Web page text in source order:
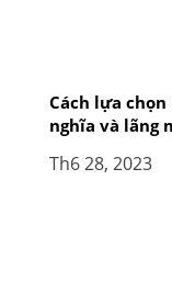
Cách lựa
nghĩa và lãng
Th6 28, 2023